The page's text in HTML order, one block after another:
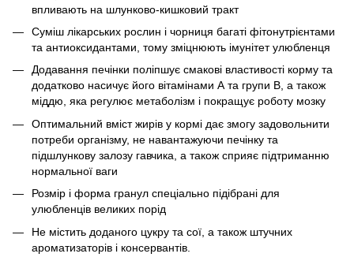
впливають на шлунково-кишковий тракт
Суміш лікарських рослин і чорниця багаті фітонутрієнтами
та антиоксидантами, тому зміцнюють імунітет улюбленця
Додавання печінки поліпшує смакові властивості корму та
додатково насичує його вітамінами А та групи B, а також
міддю, яка регулює метаболізм і покращує роботу мозку
Оптимальний вміст жирів у кормі дає змогу задовольнити
потреби організму, не навантажуючи печінку та
підшлункову залозу гавчика, а також сприяє підтриманню
нормальної ваги
Розмір і форма гранул спеціально підібрані для
улюбленців великих порід
Не містить доданого цукру та сої, а також штучних
ароматизаторів і консервантів.